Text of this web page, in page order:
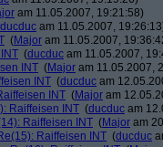
am 11.05.2007, 19:21:58)
ducduc am 11.05.2007,
(Major am 11.05.2007,
(ducduc am 11.05.2007,
INT (Major am 11.05.2007,
INT (ducduc am
INT (Major am
Raiffeisen INT (ducduc am
Raiffeisen INT (Major am
Raiffeisen INT (ducduc